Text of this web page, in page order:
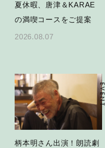
夏休暇、唐津＆KARAE
の満喫コースをご提案
2026.08.07
柄本明さん出演！朗読劇
EVENT